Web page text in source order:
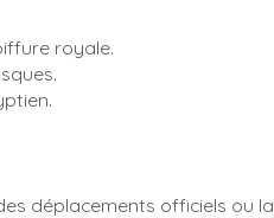
royale.
déplacements officiels ou la